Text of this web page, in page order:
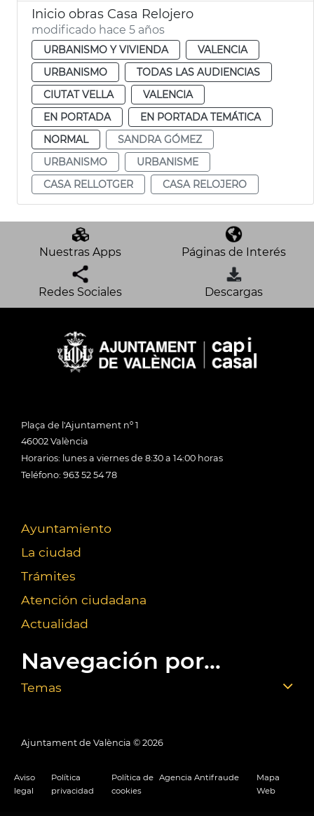
Inicio obras Casa Relojero
modificado hace 5 años
URBANISMO Y VIVIENDA
VALENCIA
URBANISMO
TODAS LAS AUDIENCIAS
CIUTAT VELLA
VALENCIA
EN PORTADA
EN PORTADA TEMÁTICA
NORMAL
SANDRA GÓMEZ
URBANISMO
URBANISME
CASA RELLOTGER
CASA RELOJERO
Nuestras Apps Páginas de Interés
Redes Sociales Descargas
Plaça de l'Ajuntament nº 1
46002 València
Horarios: lunes a viernes de 8:30 a 14:00 horas
Teléfono: 963 52 54 78
Ayuntamiento
La ciudad
Trámites
Atención ciudadana
Actualidad
Navegación por...
Temas
Ajuntament de València © 2026
Aviso
legal
Política
privacidad
Política de
cookies
Agencia Antifraude
Mapa
Web